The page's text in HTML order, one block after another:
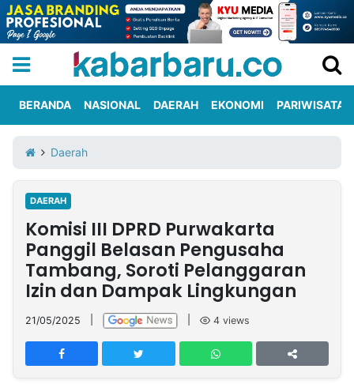
Iklan
Berita
Kami
Nasional
International
Olahraga
Entertainment
Daerah
Pariwisata
Kuliner
Kolom
Network
PT
TREETAN
MULTIMEDIA
INDONESIA
BERANDA NASIONAL DAERAH EKONOMI PARIWISATA
Daerah
DAERAH
Komisi III DPRD Purwakarta
Panggil Belasan Pengusaha
Tambang, Soroti Pelanggaran
Izin dan Dampak Lingkungan
21/05/2025 4 views